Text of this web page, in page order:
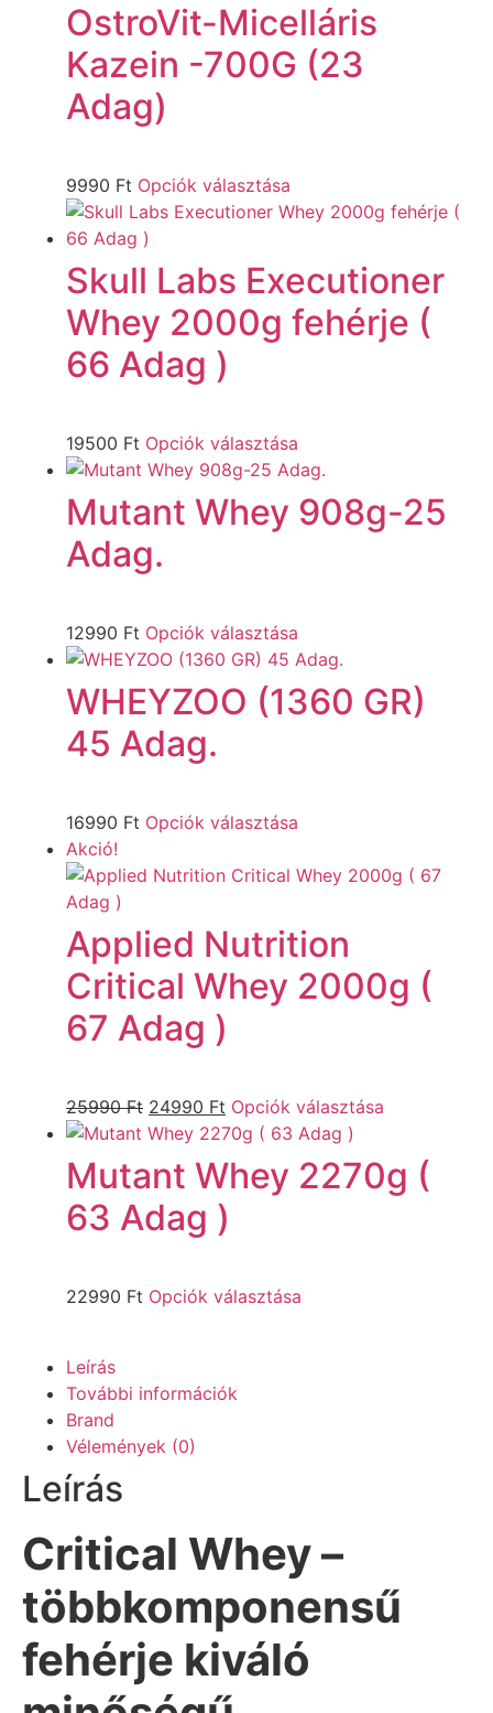
OstroVit-Micelláris
Kazein -700G (23
Adag)
9990 Ft Opciók választása
Skull Labs Executioner
Whey 2000g fehérje (
66 Adag )
19500 Ft Opciók választása
Mutant Whey 908g-25
Adag.
12990 Ft Opciók választása
WHEYZOO (1360 GR)
45 Adag.
16990 Ft Opciók választása
Akció!
Applied Nutrition
Critical Whey 2000g (
67 Adag )
25990Ft 24990 Ft Opciók választása
Mutant Whey 2270g (
63 Adag )
22990 Ft Opciók választása
Leírás
További információk
Brand
Vélemények (0)
Leírás
Critical Whey –
többkomponensű
fehérje kiváló